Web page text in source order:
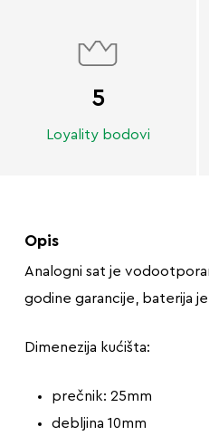
5
Loyality bodovi
Opis
Analogni sat je
godine garancije, baterija
Dimenezija kućišta:
prečnik: 25mm
debljina 10mm